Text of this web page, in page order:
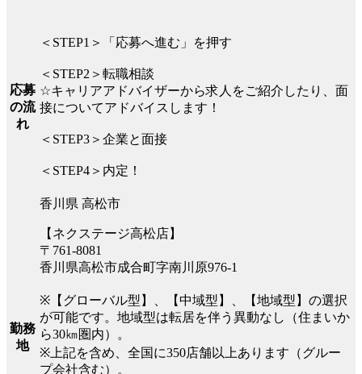
応募
の流
れ
＜STEP1＞「応募へ進む」を押す
＜STEP2＞転職相談
☆キャリアアドバイザーから求人をご紹介したり、面
接についてアドバイスします！
＜STEP3＞企業と面接
＜STEP4＞内定！
勤務
地
香川県 高松市
【ネクステージ高松店】
〒761-8081
香川県高松市成合町字南川原976-1
※【グローバル型】、【中域型】、【地域型】の選択
が可能です。地域型は転居を伴う異動なし（住まいか
ら30㎞圏内）。
※上記を含め、全国に350店舗以上あります（グルー
プ会社含む）。